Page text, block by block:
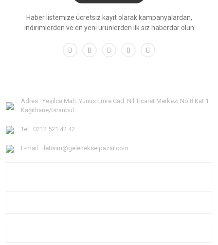
Haber listemize ücretsiz kayıt olarak kampanyalardan,
indirimlerden ve en yeni ürünlerden ilk siz haberdar olun
Adres : Yeşilce Mah. Yunus Emre Cad. Nil Ticaret Merkezi No:8 Kat 1
Kağıthane/İstanbul
Tel : 0212 521 42 42
E-mail : iletisim@gelenekselpazar.com